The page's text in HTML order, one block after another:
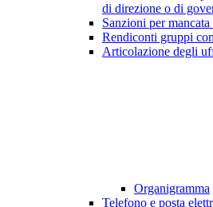
di direzione o di
Sanzioni per
Rendiconti gruppi
Articolazione degli
Organigramma
Telefono e posta